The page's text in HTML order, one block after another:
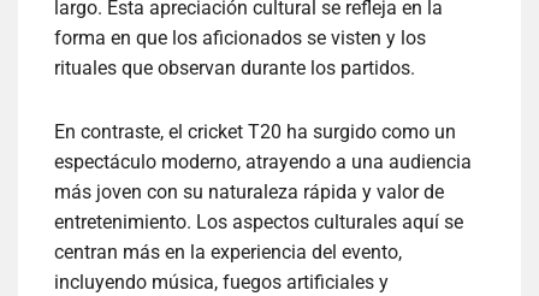
largo. Esta apreciación cultural se refleja en la
forma en que los aficionados se visten y los
rituales que observan durante los partidos.
En contraste, el cricket T20 ha surgido como un
espectáculo moderno, atrayendo a una audiencia
más joven con su naturaleza rápida y valor de
entretenimiento. Los aspectos culturales aquí se
centran más en la experiencia del evento,
incluyendo música, fuegos artificiales y